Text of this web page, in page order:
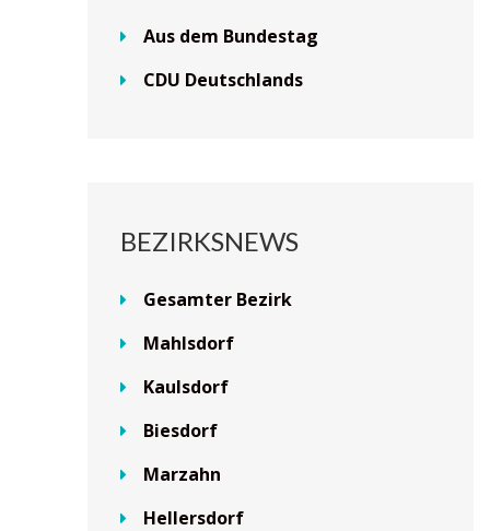
Aus dem Bundestag
CDU Deutschlands
BEZIRKSNEWS
Gesamter Bezirk
Mahlsdorf
Kaulsdorf
Biesdorf
Marzahn
Hellersdorf